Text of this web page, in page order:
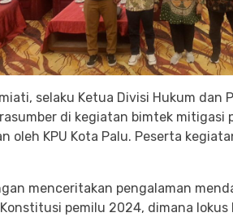
selaku Ketua Divisi Hukum dan
di kegiatan bimtek mitigasi
oleh KPU Kota Palu. Peserta
menceritakan pengalaman
pemilu 2024, dimana